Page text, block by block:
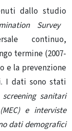
dallo studio
Survey
continuo,
termine (2007-
e la prevenzione
I dati sono stati
sanitari
e interviste
dati demografici